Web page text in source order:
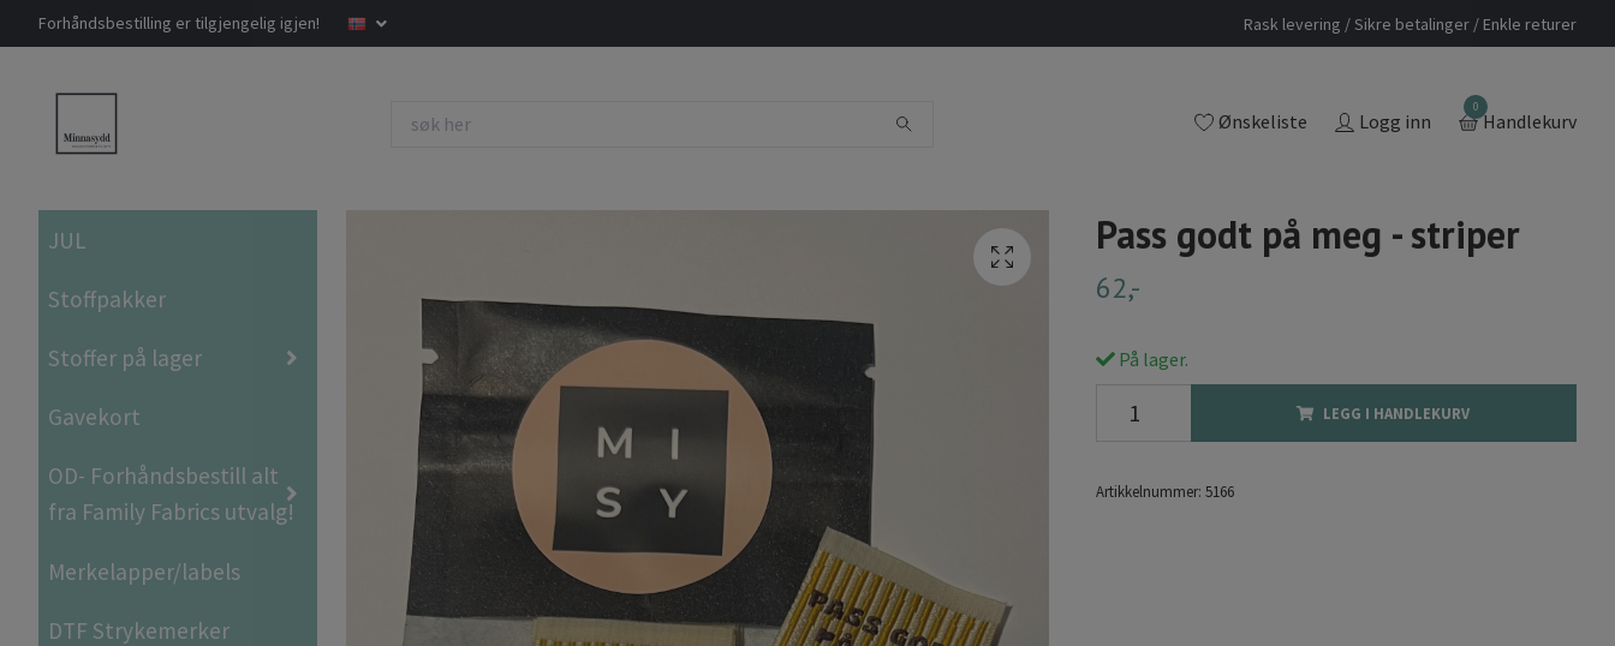
Forhåndsbestilling er tilgjengelig igjen! Rask levering / Sikre betalinger / Enkle returer
Ønskeliste Logg inn
0
Handlekurv
JUL
Stoffpakker
Stoffer på lager
Gavekort
OD- Forhåndsbestill alt
fra Family Fabrics utvalg!
Merkelapper/labels
DTF Strykemerker
Pass godt på meg - striper
62,-
På lager.
LEGG I HANDLEKURV
Artikkelnummer: 5166